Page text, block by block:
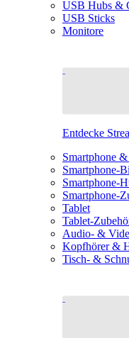
USB Hubs &
USB Sticks
Monitore
Entdecke
Smartphone
Smartphone-
Smartphone-
Smartphone-
Tablet
Tablet-
Audio- &
Kopfhörer &
Tisch- &